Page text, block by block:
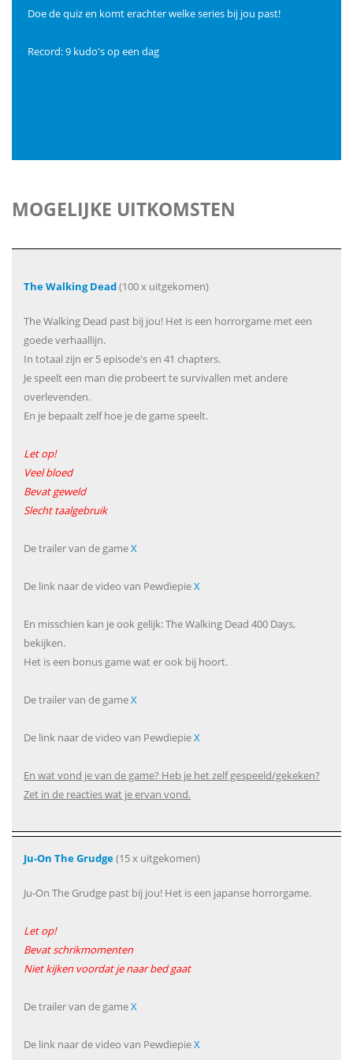
Doe de quiz en komt erachter welke series bij jou past!
Record: 9 kudo's op een dag
MOGELIJKE UITKOMSTEN
The Walking Dead(100 x uitgekomen)
The Walking Dead past bij jou! Het is een horrorgame met een
goede verhaallijn.
In totaal zijn er 5 episode's en 41 chapters.
Je speelt een man die probeert te survivallen met andere
overlevenden.
En je bepaalt zelf hoe je de game speelt.
Let op!
Veel bloed
Bevat geweld
Slecht taalgebruik
De trailer van de gameX
De link naar de video van PewdiepieX
En misschien kan je ook gelijk: The Walking Dead 400 Days,
bekijken.
Het is een bonus game wat er ook bij hoort.
De trailer van de gameX
De link naar de video van PewdiepieX
En wat vond je van de game? Heb je het zelf gespeeld/gekeken?
Zet in de reacties wat je ervan vond.
Ju-On The Grudge(15 x uitgekomen)
Ju-On The Grudge past bij jou! Het is een japanse horrorgame.
Let op!
Bevat schrikmomenten
Niet kijken voordat je naar bed gaat
De trailer van de gameX
De link naar de video van PewdiepieX